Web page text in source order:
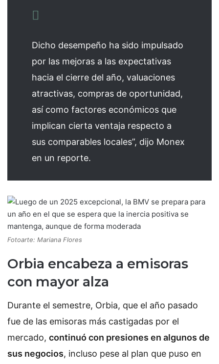
Dicho desempeño ha sido impulsado
por las mejoras a las expectativas
hacia el cierre del año, valuaciones
atractivas, compras de oportunidad,
así como factores económicos que
implican cierta ventaja respecto a
sus comparables locales”, dijo Monex
en un reporte.
Fotoarte: Mariana Flores
Orbia encabeza a emisoras
con mayor alza
Durante el semestre, Orbia, que el año pasado
fue de las emisoras más castigadas por el
mercado, continuó con presiones en algunos de
sus negocios, incluso pese al plan que puso en